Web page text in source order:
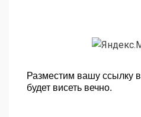
Разместим вашу ссылку
будет висеть вечно.